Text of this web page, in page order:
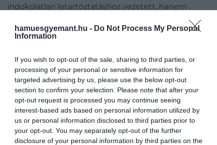
hamuesgyemant.hu - Do Not Process My Personal
Information
If you wish to opt-out of the sale, sharing to third parties, or
processing of your personal or sensitive information for
targeted advertising by us, please use the below opt-out
section to confirm your selection. Please note that after your
opt-out request is processed you may continue seeing
interest-based ads based on personal information utilized by
us or personal information disclosed to third parties prior to
your opt-out. You may separately opt-out of the further
disclosure of your personal information by third parties on the
indokolatlan letartóztatáshoz vezetett, hanem
végül megakadályozta a rendőrséget abban, hogy
más nyomokat is kövessen.
szüntetnie minden ShotSpotter-tevékenységet. Ez
pedig óriási érvágás lenne, hiszen a város tavaly
újította meg 33 millió dolláros szerződését a
technológiai céggel. Így az ügy komoly
fordulópontot jelenthet a mesterséges
intelligenciával támogatott rendőri tevékenységek
bevezetésében.